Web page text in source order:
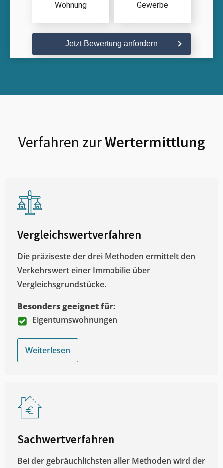
Wohnung Gewerbe
Jetzt Bewertung anfordern
Verfahren zurWertermittlung
Vergleichswertverfahren
Die präziseste der drei Methoden ermittelt den
Verkehrswert einer Immobilie über
Vergleichsgrundstücke.
Besonders geeignet für:
Eigentumswohnungen
Weiterlesen
Sachwertverfahren
Bei der gebräuchlichsten aller Methoden wird der